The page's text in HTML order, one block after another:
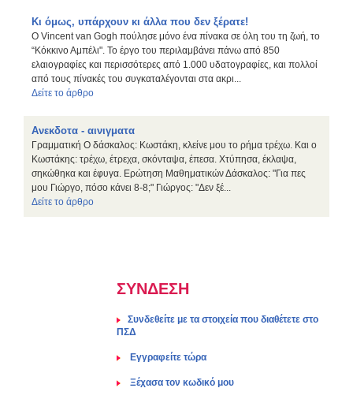
Κι όμως, υπάρχουν κι άλλα που δεν ξέρατε!
Ο Vincent van Gogh πούλησε μόνο ένα πίνακα σε όλη του τη ζωή, το
“Κόκκινο Αμπέλι". Το έργο του περιλαμβάνει πάνω από 850
ελαιογραφίες και περισσότερες από 1.000 υδατογραφίες, και πολλοί
από τους πίνακές του συγκαταλέγονται στα ακρι...
Δείτε το άρθρο
Ανεκδοτα - αινιγματα
Γραμματική Ο δάσκαλος: Κωστάκη, κλείνε μου το ρήμα τρέχω. Και ο
Κωστάκης: τρέχω, έτρεχα, σκόνταψα, έπεσα. Χτύπησα, έκλαψα,
σηκώθηκα και έφυγα. Ερώτηση Μαθηματικών Δάσκαλος: "Για πες
μου Γιώργο, πόσο κάνει 8-8;" Γιώργος: "Δεν ξέ...
Δείτε το άρθρο
ΣΥΝΔΕΣΗ
Συνδεθείτε με τα στοιχεία που διαθέτετε στο
ΠΣΔ
Eγγραφείτε τώρα
Ξέχασα τον κωδικό μου